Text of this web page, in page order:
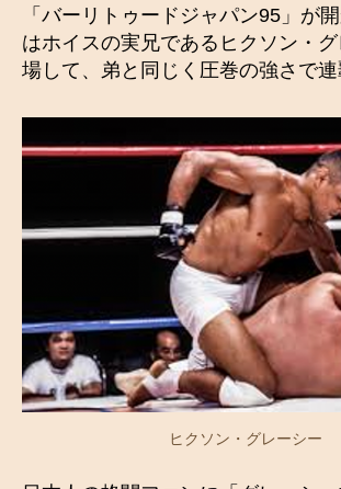
「バーリトゥードジャパン95」が
はホイスの実兄であるヒクソン・
場して、弟と同じく圧巻の強さで連
ヒクソン・グレーシー